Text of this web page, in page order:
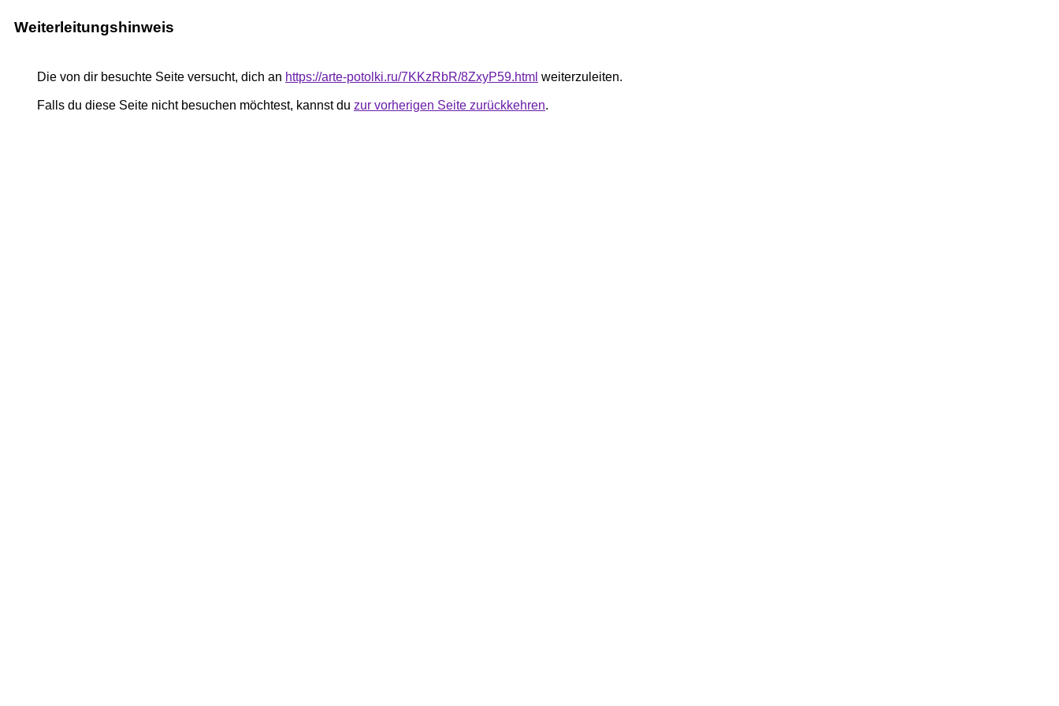
Weiterleitungshinweis
Die von dir besuchte Seite versucht, dich an https://arte-potolki.ru/7KKzRbR/8ZxyP59.html weiterzuleiten.
Falls du diese Seite nicht besuchen möchtest, kannst du zur vorherigen Seite zurückkehren.